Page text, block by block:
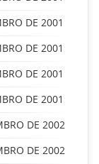
DE 2001
DE 2001
DE 2001
DE 2001
DE 2002
DE 2002